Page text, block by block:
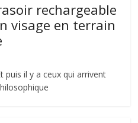
rechargeable
visage en terrain
puis il y a ceux qui arrivent